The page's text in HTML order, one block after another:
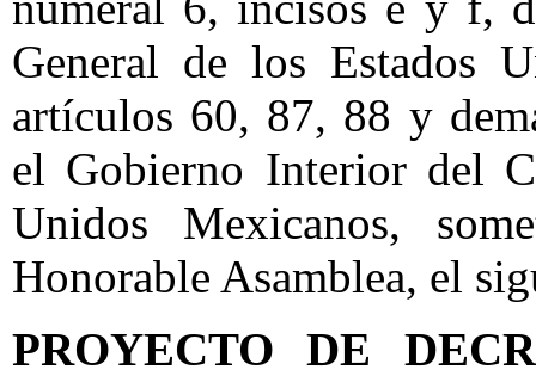
General de los Estados
artículos 60, 87, 88 y
el Gobierno Interior del
Unidos Mexicanos,
Honorable Asamblea, el
PROYECTO DE